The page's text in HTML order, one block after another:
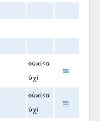
οὐκί<ο
ὐχί
οὐκί<ο
ὐχί